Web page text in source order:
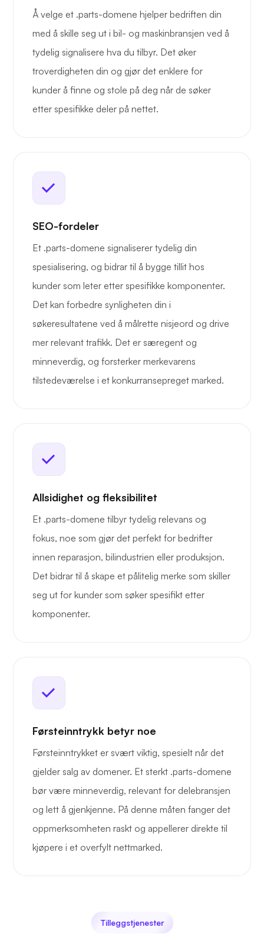
Å velge et .parts-domene hjelper bedriften din
med å skille seg ut i bil- og maskinbransjen ved å
tydelig signalisere hva du tilbyr. Det øker
troverdigheten din og gjør det enklere for
kunder å finne og stole på deg når de søker
etter spesifikke deler på nettet.
SEO-fordeler
Et .parts-domene signaliserer tydelig din
spesialisering, og bidrar til å bygge tillit hos
kunder som leter etter spesifikke komponenter.
Det kan forbedre synligheten din i
søkeresultatene ved å målrette nisjeord og drive
mer relevant trafikk. Det er særegent og
minneverdig, og forsterker merkevarens
tilstedeværelse i et konkurransepreget marked.
Allsidighet og fleksibilitet
Et .parts-domene tilbyr tydelig relevans og
fokus, noe som gjør det perfekt for bedrifter
innen reparasjon, bilindustrien eller produksjon.
Det bidrar til å skape et pålitelig merke som skiller
seg ut for kunder som søker spesifikt etter
komponenter.
Førsteinntrykk betyr noe
Førsteinntrykket er svært viktig, spesielt når det
gjelder salg av domener. Et sterkt .parts-domene
bør være minneverdig, relevant for delebransjen
og lett å gjenkjenne. På denne måten fanger det
oppmerksomheten raskt og appellerer direkte til
kjøpere i et overfylt nettmarked.
Tilleggstjenester